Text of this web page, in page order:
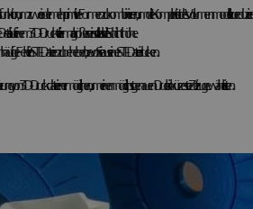
um zwei oder mehr primitive Formen zu kombinieren, um die Komplexität des Volumenmodells zu
auf einem 3D-Druckteil viermal größer sein sollte als die Schichthöhe.
Fehler in STL-Dateien zu beheben, bevor Sie aus einer STL-Datei drucken.
von 3D-Druckdateien ermöglichen, um einen möglichst genauen Druck in kürzester Zeit zu gewährleisten.